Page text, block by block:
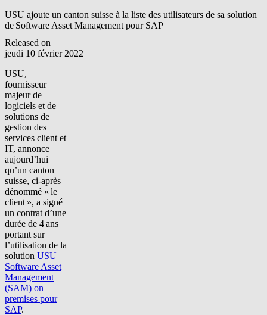
USU ajoute un canton suisse à la liste des utilisateurs de sa solution
de Software Asset Management pour SAP
Released on
jeudi 10 février 2022
USU,
fournisseur
majeur de
logiciels et de
solutions de
gestion des
services client et
IT, annonce
aujourd’hui
qu’un canton
suisse, ci-après
dénommé « le
client », a signé
un contrat d’une
durée de 4 ans
portant sur
l’utilisation de la
solution USU
Software Asset
Management
(SAM) on
premises pour
SAP.